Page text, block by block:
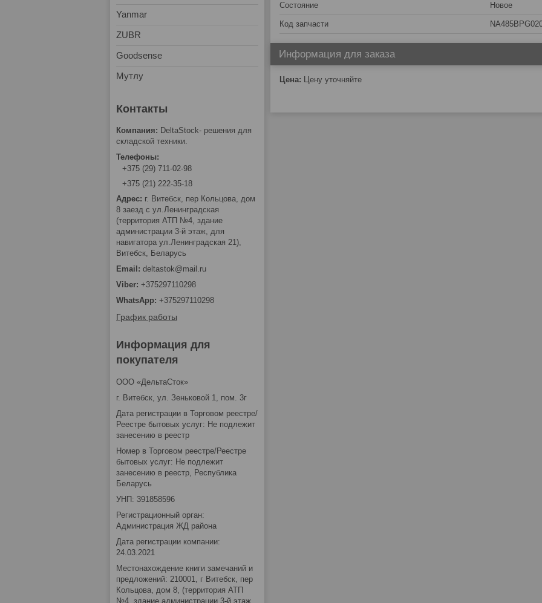
Состояние Новое
Код запчасти
Информация для заказа
Цена: Цену уточняйте
Yanmar
ZUBR
Goodsense
Мутлу
DeltaStock- решения для
складской техники.
+375 (29) 711-02-98
+375 (21) 222-35-18
г. Витебск, пер Кольцова, дом
8 заезд с ул.Ленинградская
(территория АТП №4, здание
администрации 3-й этаж, для
навигатора ул.Ленинградская 21),
Витебск, Беларусь
deltastok@mail.ru
+375297110298
+375297110298
График работы
Информация для
покупателя
ООО «ДельтаСток»
г. Витебск, ул. Зеньковой 1, пом. 3г
Дата регистрации в Торговом реестре/
Реестре бытовых услуг: Не подлежит
занесению в реестр
Номер в Торговом реестре/Реестре
бытовых услуг: Не подлежит
занесению в реестр, Республика
Беларусь
УНП: 391858596
Регистрационный орган:
Администрация ЖД района
Дата регистрации компании:
24.03.2021
Местонахождение книги замечаний и
предложений: 210001, г Витебск, пер
Кольцова, дом 8, (территория АТП
№4, здание администрации 3-й этаж,